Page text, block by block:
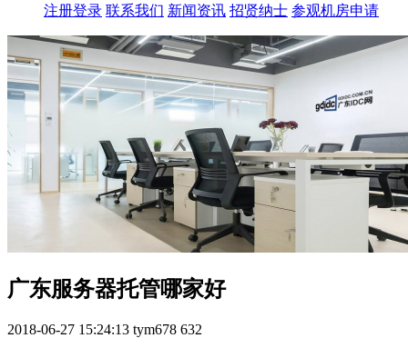
注册登录 联系我们 新闻资讯 招贤纳士 参观机房申请
广东服务器托管哪家好
2018-06-27 15:24:13 tym678 632